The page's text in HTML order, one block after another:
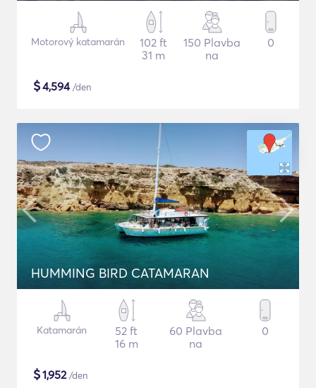
Motorový katamarán
102 ft
31 m
150 Plavba
na
0
$4,594/den
HUMMING BIRD CATAMARAN
Katamarán
52 ft
16 m
60 Plavba
na
0
$1,952/den